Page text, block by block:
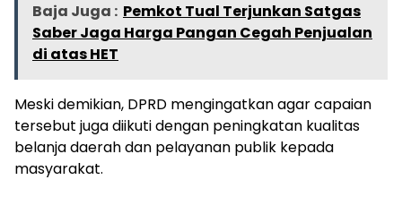
Baja Juga : Pemkot Tual Terjunkan Satgas
Saber Jaga Harga Pangan Cegah Penjualan
di atas HET
Meski demikian, DPRD mengingatkan agar capaian
tersebut juga diikuti dengan peningkatan kualitas
belanja daerah dan pelayanan publik kepada
masyarakat.